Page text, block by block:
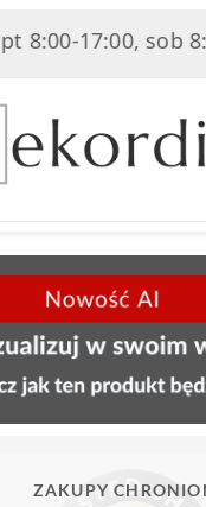
sob 8:00-
ZAKUPY